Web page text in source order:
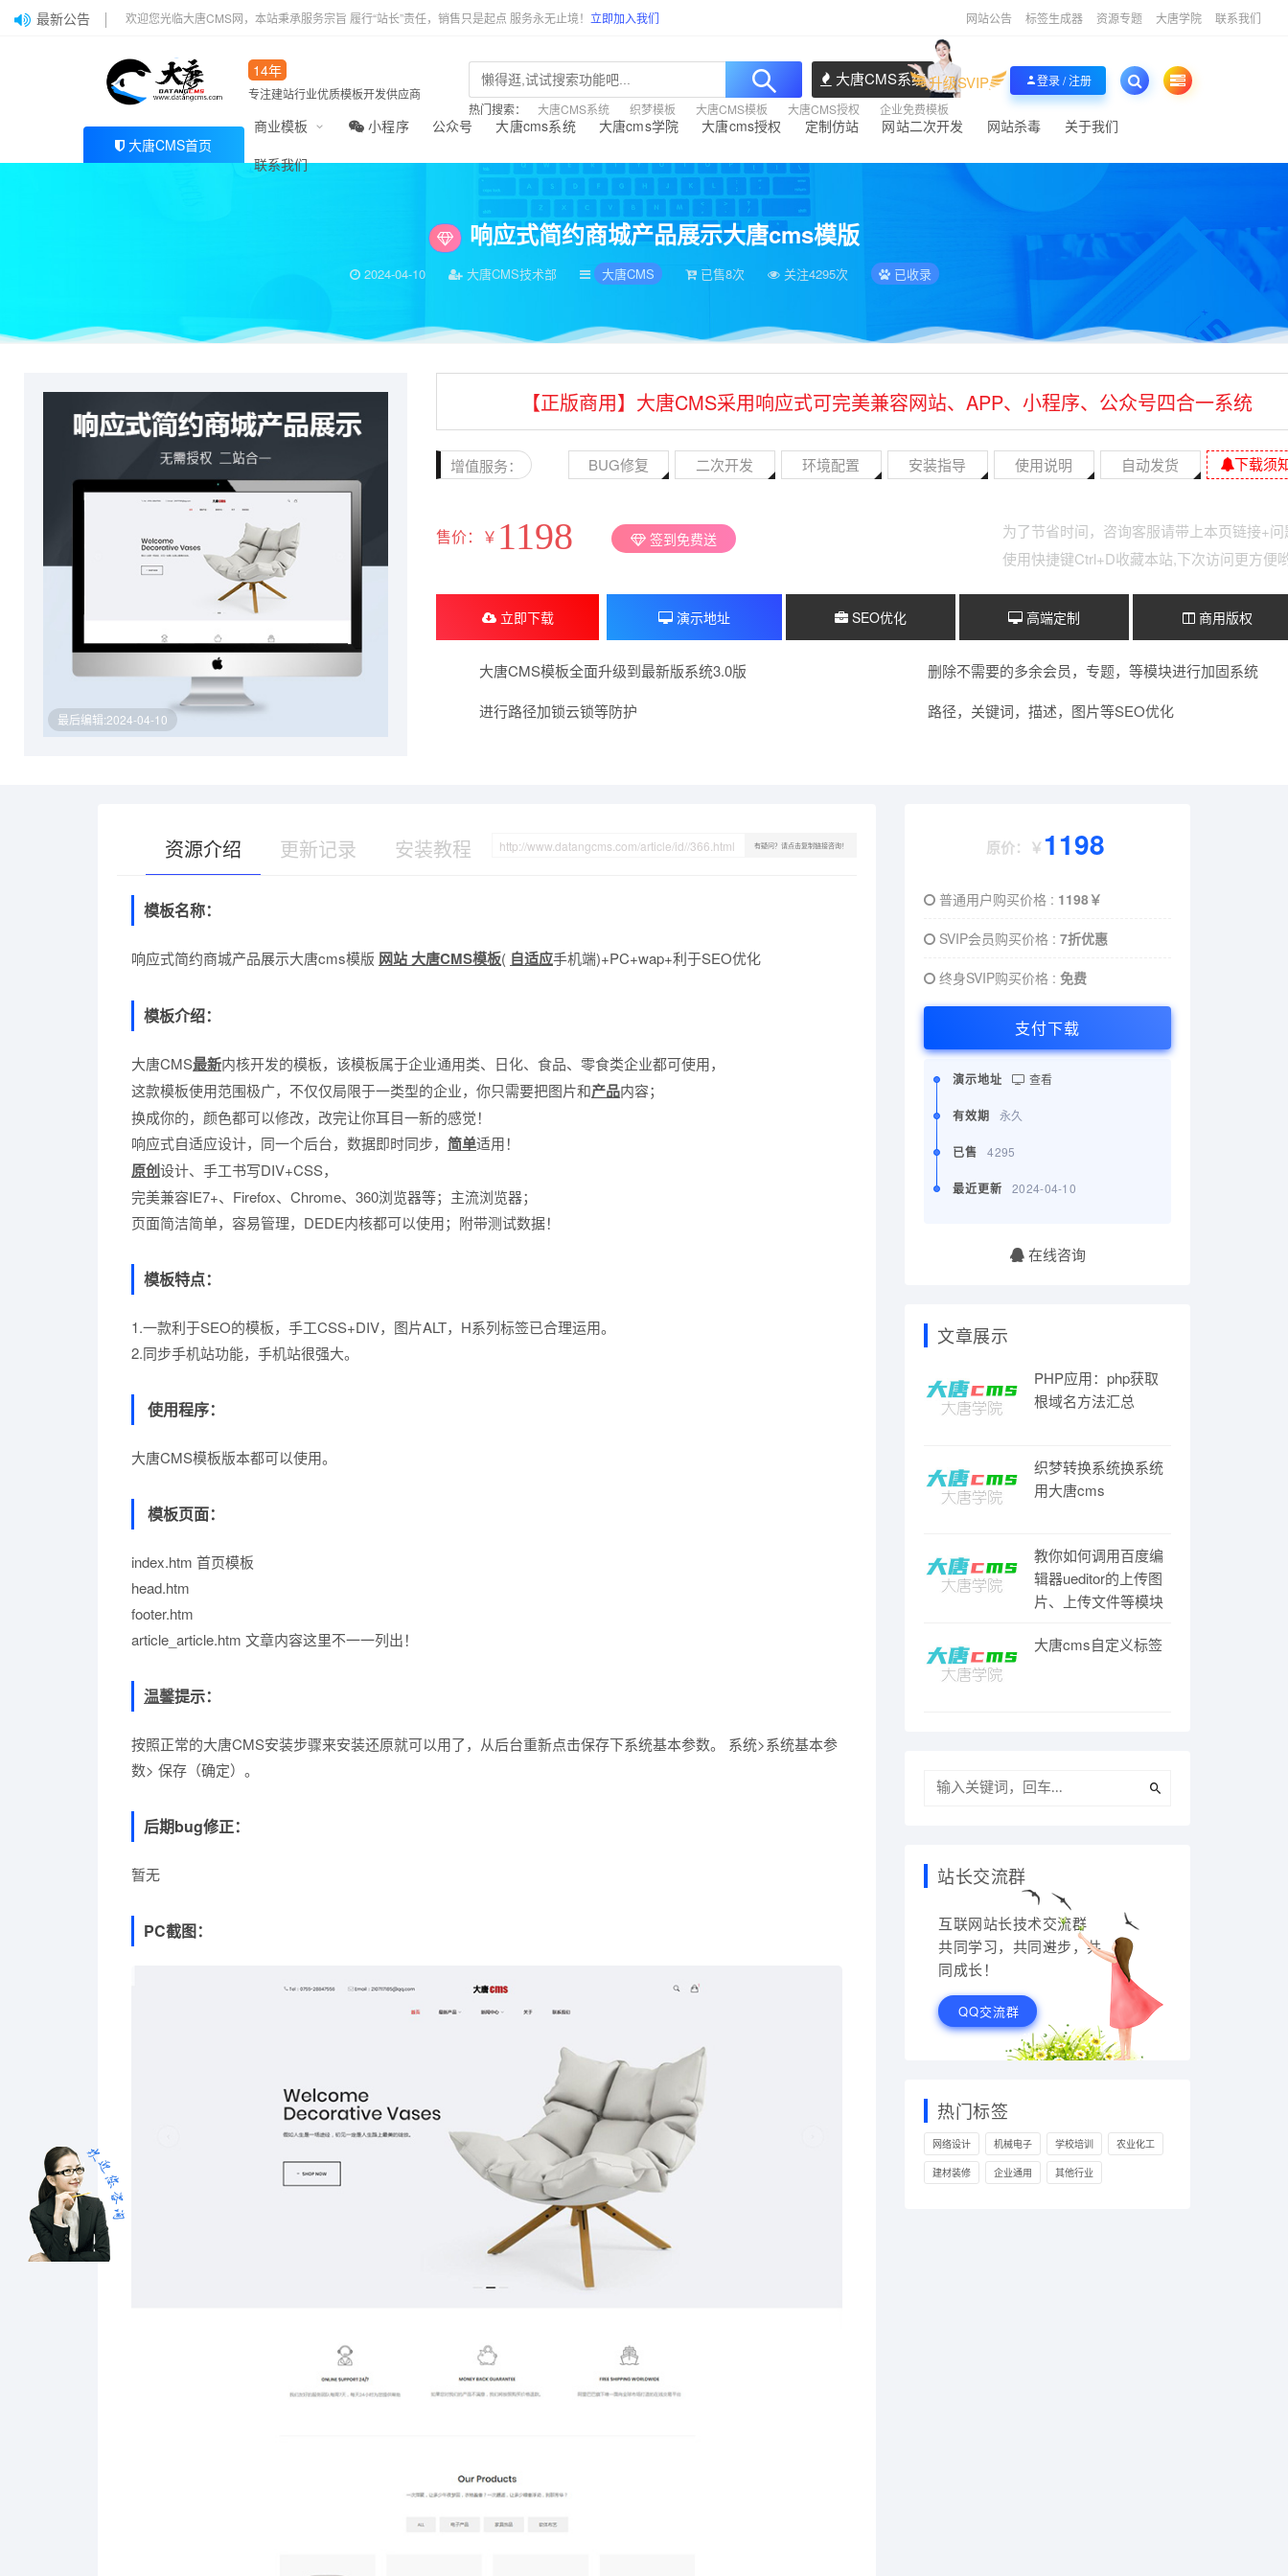
最新公告 欢迎您光临大唐CMS网，本站秉承服务宗旨 履行“站长”责任，销售只是起点 服务永无止境！ 立即加入我们 网站公告 标签生成器 资源专题 大唐学院 联系我们
14年
专注建站行业优质模板开发供应商
热门搜索：
大唐CMS系统 织梦模板 大唐CMS模板 大唐CMS授权 企业免费模板
大唐CMS系统升级SVIP 登录 / 注册
大唐CMS首页
商业模板 小程序 公众号 大唐cms系统 大唐cms学院 大唐cms授权 定制仿站 网站二次开发 网站杀毒
关于我们
联系我们
大唐CMS模板> 响应式简约商城产品展示大唐cms模版_大唐CMS新势力大唐CMS模板
响应式简约商城产品展示大唐cms模版
2024-04-10 大唐CMS技术部 大唐CMS 已售8次 关注4295次 已收录
最后编辑:2024-04-10
【正版商用】大唐CMS采用响应式可完美兼容网站、APP、小程序、公众号四合一系统
下载须
增值服务： 自动发货
使用说明
安装指导
环境配置
二次开发
BUG修复
售价：￥ 1198 签到免费送
为了节省时间，咨询客服请带上本页链接+
使用快捷键Ctrl+D收藏本站,下次访问更方便
立即下载 演示地址 SEO优化 高端定制 商用版权
大唐CMS模板全面升级到最新版系统3.0版
删除不需要的多余会员，专题，等模块进行加固系统
进行路径加锁云锁等防护
路径，关键词，描述，图片等SEO优化
资源介绍 更新记录 安装教程 有疑问？请点击复制链接咨询！
模板名称：
响应式简约商城产品展示大唐cms模版 网站 大唐CMS模板( 自适应手机端)+PC+wap+利于SEO优化
模板介绍：
大唐CMS最新内核开发的模板，该模板属于企业通用类、日化、食品、零食类企业都可使用，
这款模板使用范围极广，不仅仅局限于一类型的企业，你只需要把图片和产品内容；
换成你的，颜色都可以修改，改完让你耳目一新的感觉！
响应式自适应设计，同一个后台，数据即时同步， 简单适用！
原创设计、手工书写DIV+CSS，
完美兼容IE7+、Firefox、Chrome、360浏览器等；主流浏览器；
页面简洁简单，容易管理，DEDE内核都可以使用；附带测试数据！
模板特点：
1.一款利于SEO的模板，手工CSS+DIV，图片ALT，H系列标签已合理运用。
2.同步手机站功能，手机站很强大。
使用程序：
大唐CMS模板版本都可以使用。
模板页面：
index.htm 首页模板
head.htm
footer.htm
article_article.htm 文章内容这里不一一列出！
温馨提示：
按照正常的大唐CMS安装步骤来安装还原就可以用了，从后台重新点击保存下系统基本参数。 系统>系统基本参
数> 保存（确定）。
后期bug修正：
暂无
PC截图：
原价：￥1198
普通用户购买价格 : 1198￥
SVIP会员购买价格 :7折优惠
终身SVIP购买价格 :免费
支付下载
演示地址 查看
有效期 永久
已售 4295
最近更新 2024-04-10
在线咨询
文章展示
PHP应用：php获取
根域名方法汇总
织梦转换系统换系统
用大唐cms
教你如何调用百度编
辑器ueditor的上传图
片、上传文件等模块
大唐cms自定义标签
站长交流群
互联网站长技术交流群
共同学习，共同进步，共
同成长！
QQ交流群
热门标签
网络设计 机械电子 学校培训 农业化工
建材装修 企业通用 其他行业